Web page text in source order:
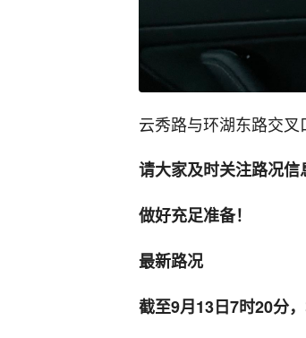
云秀路与环湖东路交叉
请大家及时关注路况信
做好充足准备！
最新路况
截至9月13日7时20分